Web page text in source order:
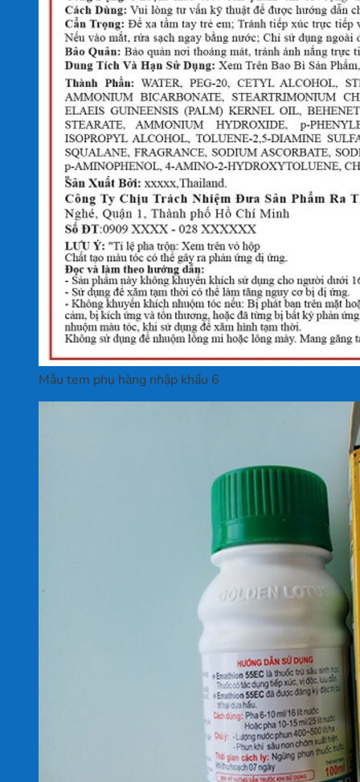
Mẫu tem phụ hàng nhập khẩu 6